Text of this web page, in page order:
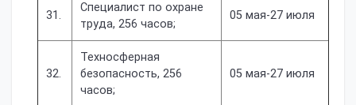
31.
Специалист по охране
труда, 256 часов;
05 мая-27 июля
32.
Техносферная
безопасность, 256
часов;
05 мая-27 июля